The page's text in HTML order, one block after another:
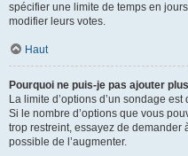
spécifier une limite de temps en
modifier leurs votes.
Haut
Pourquoi ne puis-je pas ajouter
La limite d’options d’un sondage
Si le nombre d’options que vous
trop restreint, essayez de demander
possible de l’augmenter.